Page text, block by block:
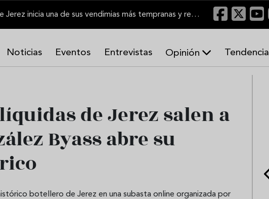
El Marco de Jerez inicia una de sus vendimias más tempranas y recupera producción
Noticias Eventos Entrevistas Opinión
n
í
de Jerez salen a
Byass abre su
botellero de Jerez en una subasta online organizada por